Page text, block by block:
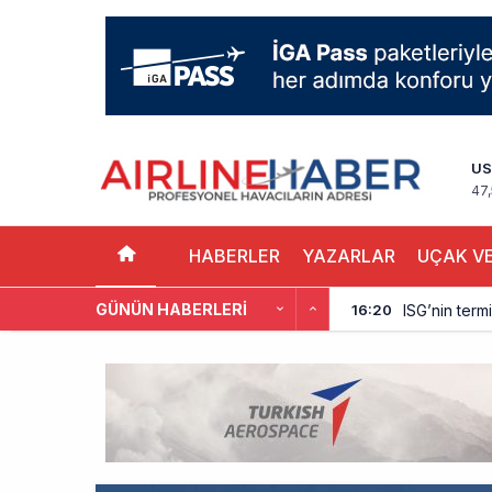
HABERLER YAZARLAR UÇAK
GÜNÜN HABERLERI 16:20 ISG’nin
THY’nin
Pegasus,
9:15 Kolombiya, 2